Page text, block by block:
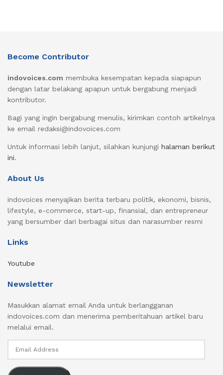
Become Contributor
indovoices.com membuka kesempatan kepada siapapun
dengan latar belakang apapun untuk bergabung menjadi
kontributor.
Bagi yang ingin bergabung menulis, kirimkan contoh artikelnya
ke email redaksi@indovoices.com
Untuk informasi lebih lanjut, silahkan kunjungi halaman berikut
ini.
About Us
indovoices menyajikan berita terbaru politik, ekonomi, bisnis,
lifestyle, e-commerce, start-up, finansial, dan entrepreneur
yang bersumber dari berbagai situs dan narasumber resmi
Links
Youtube
Newsletter
Masukkan alamat email Anda untuk berlangganan
indovoices.com dan menerima pemberitahuan artikel baru
melalui email.